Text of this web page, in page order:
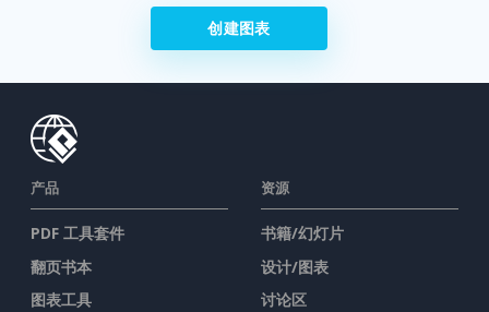
创建图表
产品
PDF 工具套件
翻页书本
图表工具
资源
书籍/幻灯片
设计/图表
讨论区